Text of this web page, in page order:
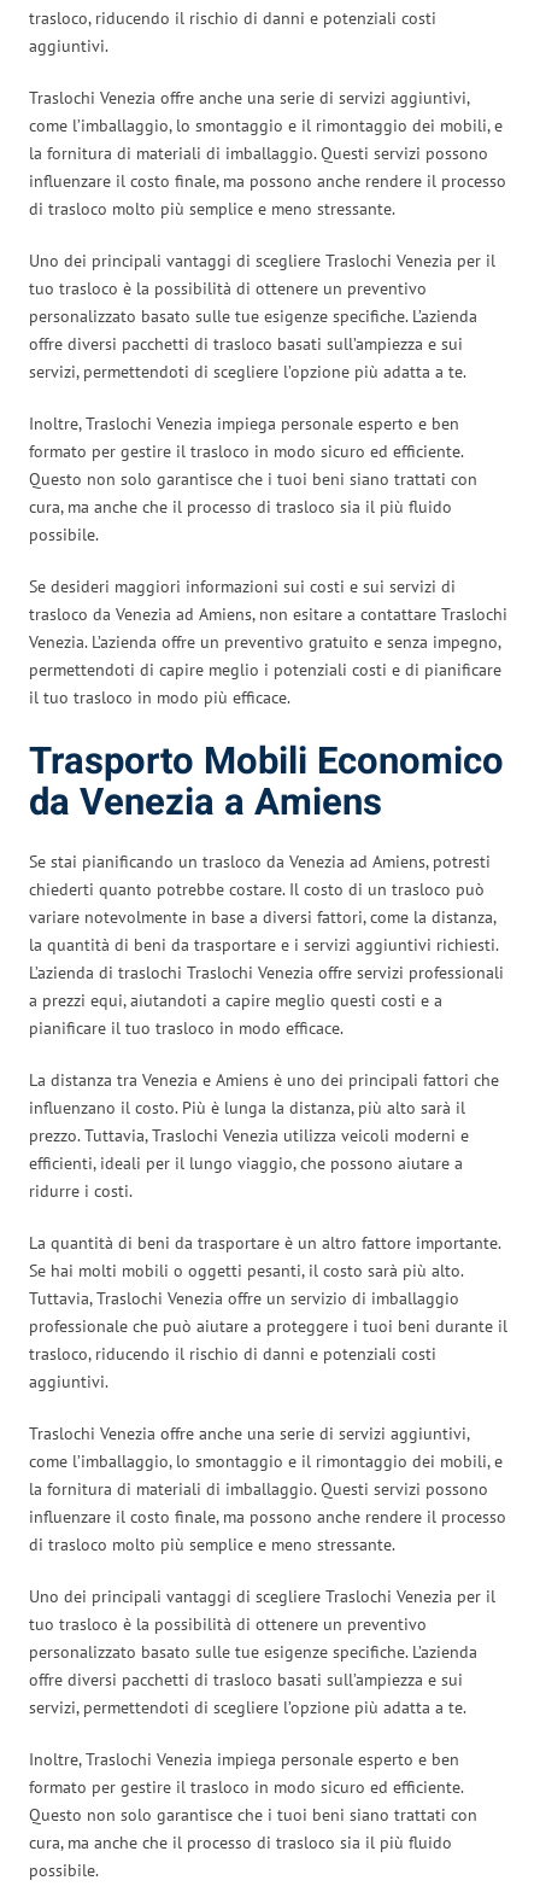
trasloco, riducendo il rischio di danni e potenziali costi
aggiuntivi.
Traslochi Venezia offre anche una serie di servizi aggiuntivi,
come l’imballaggio, lo smontaggio e il rimontaggio dei mobili, e
la fornitura di materiali di imballaggio. Questi servizi possono
influenzare il costo finale, ma possono anche rendere il processo
di trasloco molto più semplice e meno stressante.
Uno dei principali vantaggi di scegliere Traslochi Venezia per il
tuo trasloco è la possibilità di ottenere un preventivo
personalizzato basato sulle tue esigenze specifiche. L’azienda
offre diversi pacchetti di trasloco basati sull’ampiezza e sui
servizi, permettendoti di scegliere l’opzione più adatta a te.
Inoltre, Traslochi Venezia impiega personale esperto e ben
formato per gestire il trasloco in modo sicuro ed efficiente.
Questo non solo garantisce che i tuoi beni siano trattati con
cura, ma anche che il processo di trasloco sia il più fluido
possibile.
Se desideri maggiori informazioni sui costi e sui servizi di
trasloco da Venezia ad Amiens, non esitare a contattare Traslochi
Venezia. L’azienda offre un preventivo gratuito e senza impegno,
permettendoti di capire meglio i potenziali costi e di pianificare
il tuo trasloco in modo più efficace.
Trasporto Mobili Economico
da Venezia a Amiens
Se stai pianificando un trasloco da Venezia ad Amiens, potresti
chiederti quanto potrebbe costare. Il costo di un trasloco può
variare notevolmente in base a diversi fattori, come la distanza,
la quantità di beni da trasportare e i servizi aggiuntivi richiesti.
L’azienda di traslochi Traslochi Venezia offre servizi professionali
a prezzi equi, aiutandoti a capire meglio questi costi e a
pianificare il tuo trasloco in modo efficace.
La distanza tra Venezia e Amiens è uno dei principali fattori che
influenzano il costo. Più è lunga la distanza, più alto sarà il
prezzo. Tuttavia, Traslochi Venezia utilizza veicoli moderni e
efficienti, ideali per il lungo viaggio, che possono aiutare a
ridurre i costi.
La quantità di beni da trasportare è un altro fattore importante.
Se hai molti mobili o oggetti pesanti, il costo sarà più alto.
Tuttavia, Traslochi Venezia offre un servizio di imballaggio
professionale che può aiutare a proteggere i tuoi beni durante il
trasloco, riducendo il rischio di danni e potenziali costi
aggiuntivi.
Traslochi Venezia offre anche una serie di servizi aggiuntivi,
come l’imballaggio, lo smontaggio e il rimontaggio dei mobili, e
la fornitura di materiali di imballaggio. Questi servizi possono
influenzare il costo finale, ma possono anche rendere il processo
di trasloco molto più semplice e meno stressante.
Uno dei principali vantaggi di scegliere Traslochi Venezia per il
tuo trasloco è la possibilità di ottenere un preventivo
personalizzato basato sulle tue esigenze specifiche. L’azienda
offre diversi pacchetti di trasloco basati sull’ampiezza e sui
servizi, permettendoti di scegliere l’opzione più adatta a te.
Inoltre, Traslochi Venezia impiega personale esperto e ben
formato per gestire il trasloco in modo sicuro ed efficiente.
Questo non solo garantisce che i tuoi beni siano trattati con
cura, ma anche che il processo di trasloco sia il più fluido
possibile.